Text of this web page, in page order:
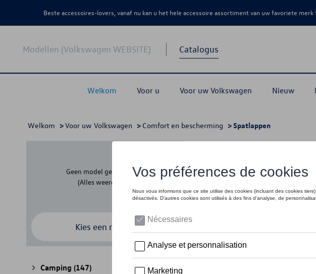
Beste accessoires-lovers, vanaf nu kan u het hele accessoire assortiment van uw favoriete
Modellen (Volkswagen WEBSITE) Catalogus
Welkom Voor u Voor uw Volkswagen Nieuw
Welkom >Voor uw Volkswagen > Comfort en bescherming > Spatlappen
Geen model geselecteerd
(Alles weergeven)
Kies een model
Camping (147)